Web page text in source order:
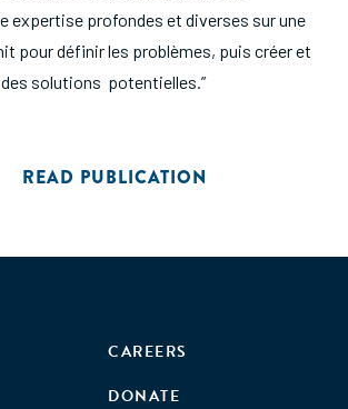
expertise profondes et diverses sur une
pour définir les problèmes, puis créer et
solutions potentielles.”
READ PUBLICATION
CAREERS
DONATE